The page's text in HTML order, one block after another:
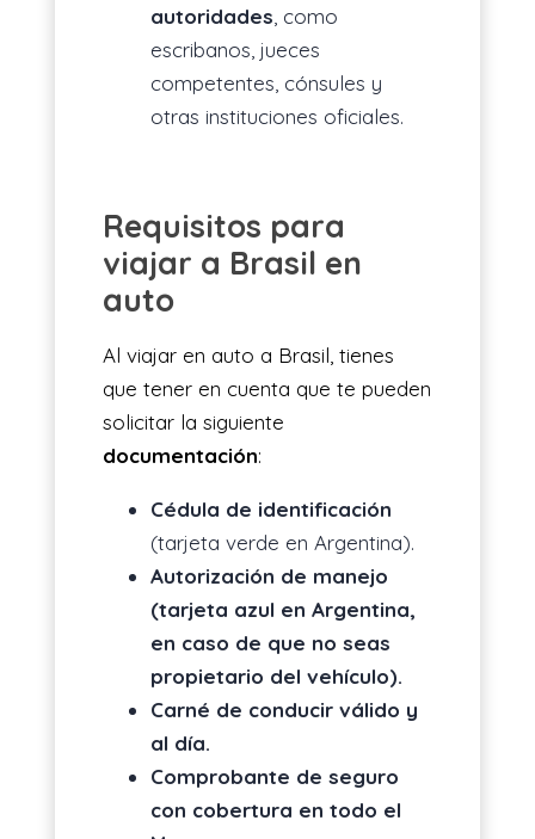
autoridades , como
escribanos, jueces
competentes, cónsules y
otras instituciones oficiales.
Requisitos para
viajar a Brasil en
auto
Al viajar en auto a Brasil, tienes
que tener en cuenta que te pueden
solicitar la siguiente
documentación:
Cédula de identificación
(tarjeta verde en Argentina).
Autorización de manejo
(tarjeta azul en Argentina,
en caso de que no seas
propietario del vehículo).
Carné de conducir válido y
al día.
Comprobante de seguro
con cobertura en todo el